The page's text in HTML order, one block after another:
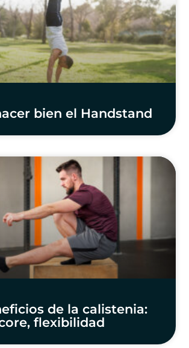
bien el Handstand
de la calistenia:
flexibilidad